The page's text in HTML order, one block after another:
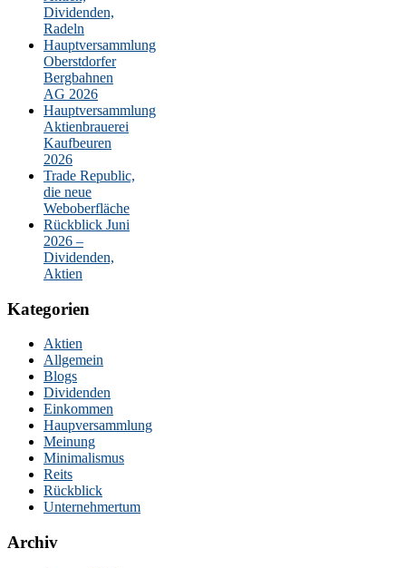
Dividenden,
Radeln
Hauptversammlung
Oberstdorfer
Bergbahnen
AG 2026
Hauptversammlung
Aktienbrauerei
Kaufbeuren
2026
Trade Republic,
die neue
Weboberfläche
Rückblick Juni
2026 –
Dividenden,
Aktien
Kategorien
Aktien
Allgemein
Blogs
Dividenden
Einkommen
Haupversammlung
Meinung
Minimalismus
Reits
Rückblick
Unternehmertum
Archiv